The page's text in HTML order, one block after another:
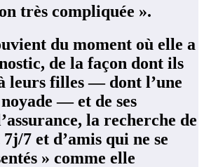
très compliquée ».
du moment où elle a
de la façon dont ils
leurs filles — dont l’une
— et de ses
la recherche de
7 et d’amis qui ne se
» comme elle